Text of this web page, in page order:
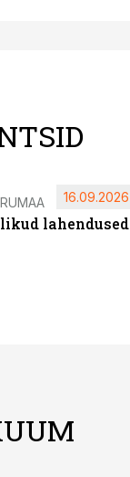
lahendused
16.09.2026